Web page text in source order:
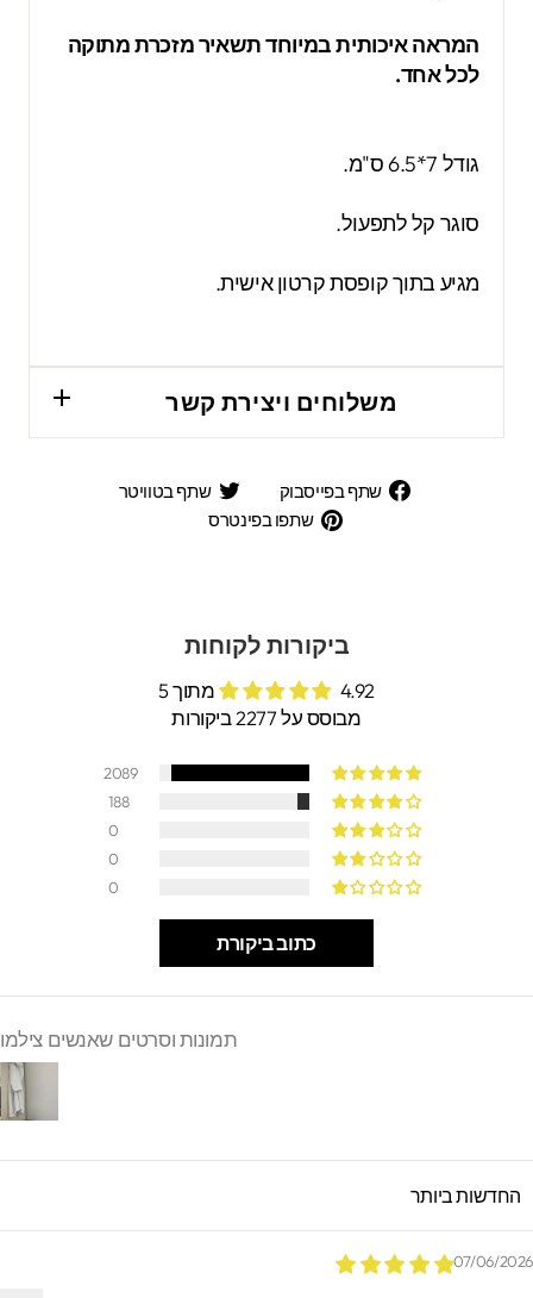
המראה איכותית במיוחד תשאיר מזכרת מתוקה
לכל אחד.
גודל 7*6.5 ס"מ.
סוגר קל לתפעול.
מגיע בתוך קופסת קרטון אישית.
משלוחים ויצירת קשר
שתף בפייסבוק
שתף
בפייסבוק
שתף בטוויטר
שתפו בפינטרס
ביקורות לקוחות
4.92 מתוך 5
מבוסס על 2277 ביקורות
2089
188
0
0
0
כתוב ביקורת
תמונות וסרטים שאנשים צילמו
SORT
07/06/